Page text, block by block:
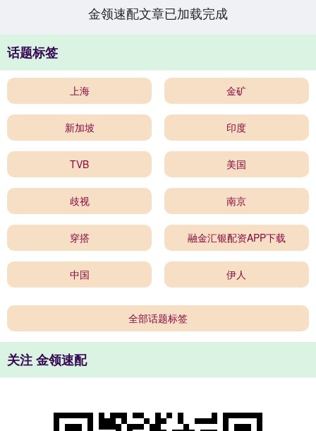
金领速配文章已加载完成
话题标签
上海 金矿
新加坡 印度
TVB 美国
歧视 南京
穿搭 融金汇银配资APP下载
中国 伊人
全部话题标签
关注 金领速配